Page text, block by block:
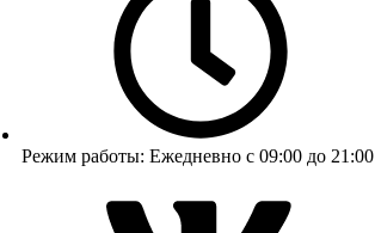
Режим работы: Ежедневно с 09:00 до 21:00